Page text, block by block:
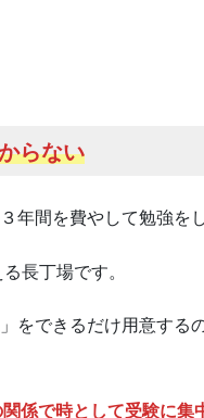
らない
年間を費やして勉強を
長丁場です。
をできるだけ用意する
係で時として受験に集